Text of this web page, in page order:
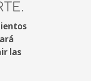
las